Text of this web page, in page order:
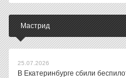
Мастрид
25.07.2026
В Екатеринбурге сбили